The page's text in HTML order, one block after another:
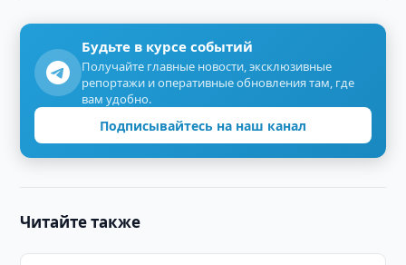
Будьте в курсе событий
Получайте главные новости, эксклюзивные
репортажи и оперативные обновления там, где
вам удобно.
Подписывайтесь на наш канал
Читайте также